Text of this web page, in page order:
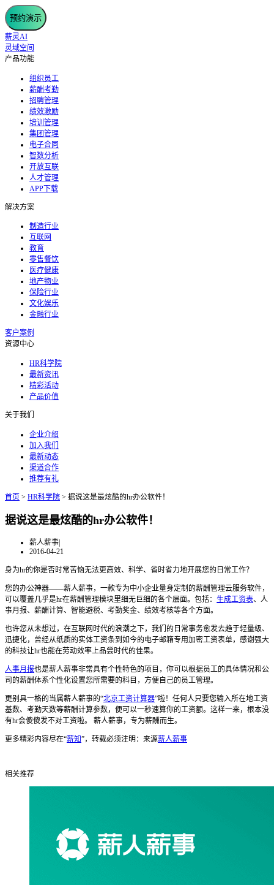
预约演示
薪灵AI
灵域空间
产品功能
组织员工
薪酬考勤
招聘管理
绩效激励
培训管理
集团管理
电子合同
智数分析
开放互联
人才管理
APP下载
解决方案
制造行业
互联网
教育
零售餐饮
医疗健康
地产物业
保险行业
文化娱乐
金融行业
客户案例
资源中心
HR科学院
最新资讯
精彩活动
产品价值
关于我们
企业介绍
加入我们
最新动态
渠道合作
推荐有礼
首页 > HR科学院 > 据说这是最炫酷的hr办公软件！
据说这是最炫酷的hr办公软件！
薪人薪事|
2016-04-21
身为hr的你是否时常苦恼无法更高效、科学、省时省力地开展您的日常工作？
您的办公神器——薪人薪事，一款专为中小企业量身定制的薪酬管理云服务软件，
可以覆盖几乎是hr在薪酬管理模块里细无巨细的各个层面。包括： 生成工资表、人
事月报、薪酬计算、智能避税、考勤奖金、绩效考核等各个方面。
也许您从未想过，在互联网时代的浪潮之下，我们的日常事务愈发去趋于轻量级、
迅捷化，曾经从纸质的实体工资条到如今的电子邮箱专用加密工资表单，感谢强大
的科技让hr也能在劳动效率上品尝时代的佳果。
人事月报也是薪人薪事非常具有个性特色的项目，你可以根据员工的具体情况和公
司的薪酬体系个性化设置您所需要的科目，方便自己的员工管理。
更别具一格的当属薪人薪事的“北京工资计算器”啦！任何人只要您输入所在地工资
基数、考勤天数等薪酬计算参数，便可以一秒速算你的工资额。这样一来，根本没
有hr会傻傻发不对工资啦。 薪人薪事，专为薪酬而生。
更多精彩内容尽在“薪知”，转载必须注明：来源薪人薪事
相关推荐